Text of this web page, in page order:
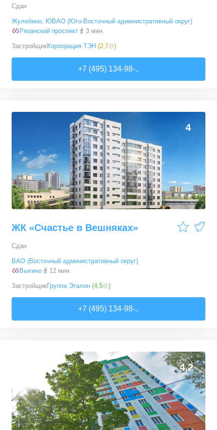
Сдан
Жулебино, ЮВАО (Юго-Восточный административный округ)
Рязанский проспект
3 мин.
ЗастройщикКорпорация ТЭН (2,7 )
+7 (495) 134-98-..
4
ЖК «Счастье в Вешняках»
Сдан
ВАО (Восточный административный округ)
Выхино
12 мин.
ЗастройщикГруппа Эталон (4,5 )
+7 (495) 134-98-..
4,2